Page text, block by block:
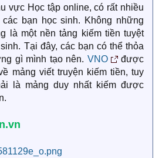
vực Học tập online, có rất nhiều
bạn học sinh. Không những
là một nền tảng kiếm tiền tuyệt
Tại đây, các bạn có thể thỏa
gì mình tạo nên. VNO
được
mảng viết truyện kiếm tiền, tuy
là mảng duy nhất kiếm được